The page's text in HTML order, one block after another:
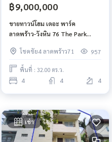
฿9,000,000
ขายทาวน์โฮม เดอะ พาร์ค
ลาดพร้าว-วังหิน 76 The Park
ตรวา 4 ชั้น 4ห้องนอน 4 ห้องน้ำ
โชคชัย4 ลาดพร้าว71 957
พื้นที่ : 32.00 ตร.ว.
4 4 4
เช่า